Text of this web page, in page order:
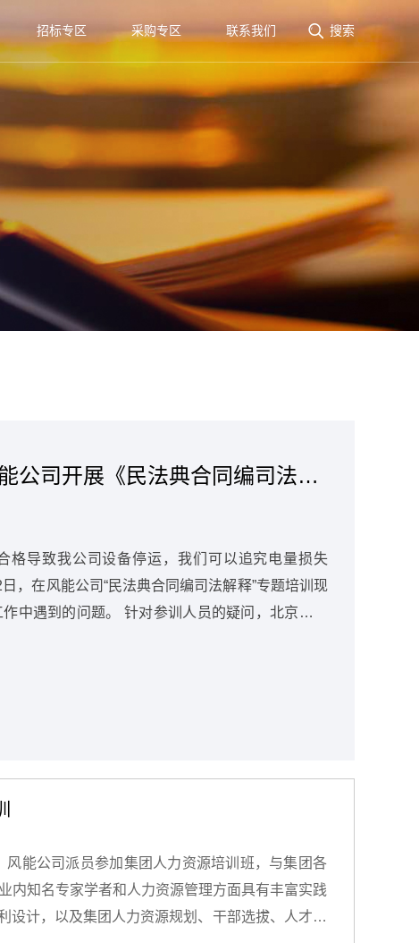
招标专区 采购专区 联系我们  搜索
公司开展《民法典合同编司法解
格导致我公司设备停运，我们可以追究电量损失
，在风能公司“民法典合同编司法解释”专题培训现
参训人员的疑问，北京大成
表示受益匪浅。 本次培训成效显著，参训人员不
化合同的精细化管理，持续落实对合同的合规审
风能公司派员参加集团人力资源培训班，与集团各
内知名专家学者和人力资源管理方面具有丰富实践
设计，以及集团人力资源规划、干部选拔、人才引